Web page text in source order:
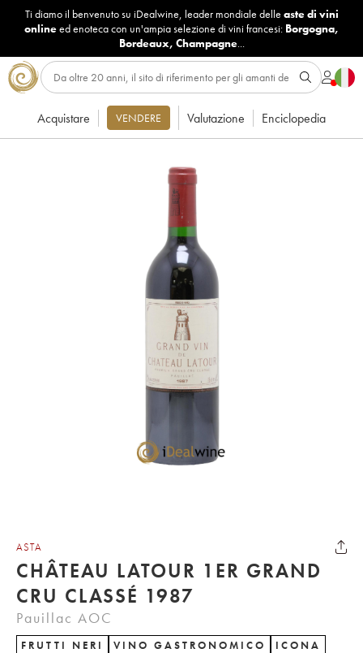
Ti diamo il benvenuto su iDealwine, leader mondiale delle aste di vini
onlineed enoteca con un'ampia selezione di vini francesi: Borgogna,
Bordeaux, Champagne...
Acquistare VENDERE Valutazione Enciclopedia
ASTA
CHÂTEAU LATOUR 1ER GRAND
CRU CLASSÉ 1987
Pauillac AOC
FRUTTI NERI VINO GASTRONOMICO ICONA